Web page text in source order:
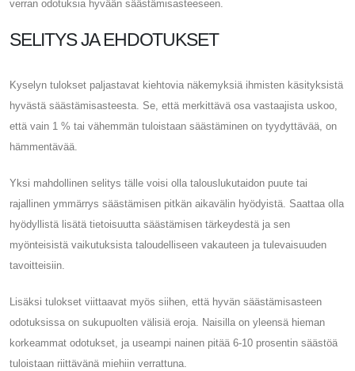
verran odotuksia hyvään säästämisasteeseen.
SELITYS JA EHDOTUKSET
Kyselyn tulokset paljastavat kiehtovia näkemyksiä ihmisten käsityksistä
hyvästä säästämisasteesta. Se, että merkittävä osa vastaajista uskoo,
että vain 1 % tai vähemmän tuloistaan ​​säästäminen on tyydyttävää, on
hämmentävää.
Yksi mahdollinen selitys tälle voisi olla talouslukutaidon puute tai
rajallinen ymmärrys säästämisen pitkän aikavälin hyödyistä. Saattaa olla
hyödyllistä lisätä tietoisuutta säästämisen tärkeydestä ja sen
myönteisistä vaikutuksista taloudelliseen vakauteen ja tulevaisuuden
tavoitteisiin.
Lisäksi tulokset viittaavat myös siihen, että hyvän säästämisasteen
odotuksissa on sukupuolten välisiä eroja. Naisilla on yleensä hieman
korkeammat odotukset, ja useampi nainen pitää 6-10 prosentin säästöä
tuloistaan ​​riittävänä miehiin verrattuna.